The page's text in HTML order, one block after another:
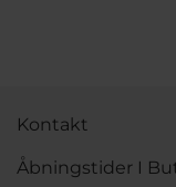
Kontakt
Åbningstider I